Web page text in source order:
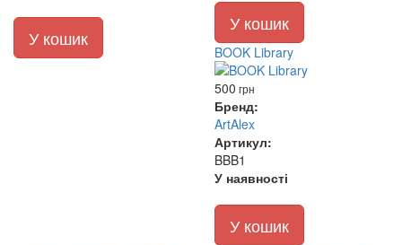
У кошик
У кошик
BOOK Library
500 грн
Бренд:
ArtAlex
Артикул:
BBB1
У наявності
У кошик